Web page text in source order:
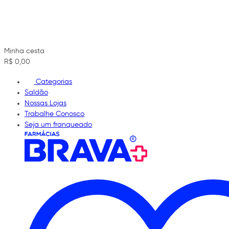
Minha cesta
R$ 0,00
Categorias
Saldão
Nossas Lojas
Trabalhe Conosco
Seja um franqueado